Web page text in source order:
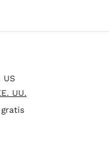
US
UU.
reseñas